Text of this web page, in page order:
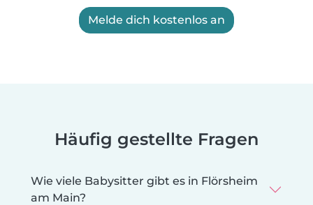
Melde dich kostenlos an
Häufig gestellte Fragen
Wie viele Babysitter gibt es in Flörsheim
am Main?